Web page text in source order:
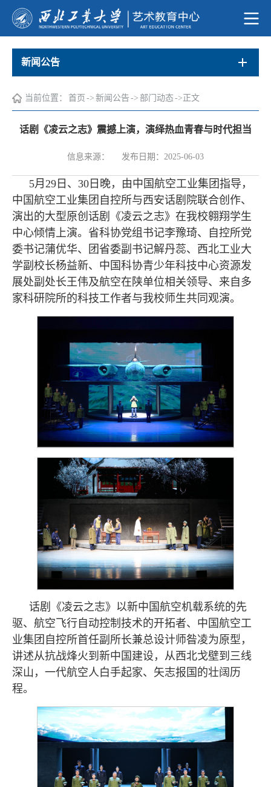
新闻公告
当前位置： 首页 -> 新闻公告 -> 部门动态-> 正文
话剧《凌云之志》震撼上演，演绎热血青春与时代担当
信息来源： 发布日期：2025-06-03
5月29日、30日晚，由中国航空工业集团指导，
中国航空工业集团自控所与西安话剧院联合创作、
演出的大型原创话剧《凌云之志》在我校翱翔学生
中心倾情上演。 省科协党组书记李豫琦、自控所党
委书记蒲优华、团省委副书记解丹蕊、西北工业大
学副校长杨益新、 中国科协青少年科技中心资源发
展处副处长王伟及航空在陕单位相关领导、来自多
家科研院所的科技工作者与我校师生共同观演。
话剧《凌云之志》以新中国航空机载系统的先
驱、航空飞行自动控制技术的开拓者、中国航空工
业集团自控所首任副所长兼总设计师昝凌为原型，
讲述从抗战烽火到新中国建设，从西北戈壁到三线
深山，一代航空人白手起家、矢志报国的壮阔历
程。